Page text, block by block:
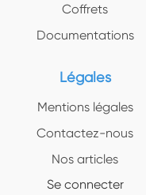
Coffrets
Documentations
Légales
Mentions légales
Contactez-nous
Nos articles
Se connecter